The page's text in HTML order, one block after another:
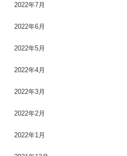
2022年7月
2022年6月
2022年5月
2022年4月
2022年3月
2022年2月
2022年1月